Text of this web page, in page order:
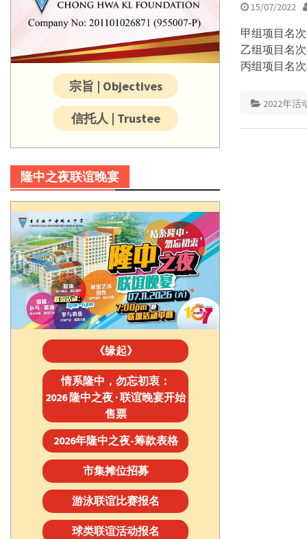
15/07/2022
甲组项目名
乙组项目名
丙组项目名
2022年活
宗旨 | Objectives
信托人 | Trustee
隆中之夜联谊晚宴
《缘起》
情系隆中，勿忘初衷：
2026 隆中之夜 · 联谊晚宴开始
售票
2026年隆中之夜-筹款表格
市集摊位招募
游泳联谊比赛报名
球类联谊活动报名